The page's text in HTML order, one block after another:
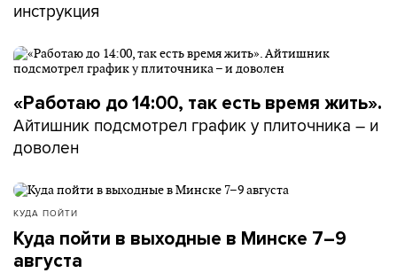
инструкция
«Работаю до 14:00, так есть время жить».
Айтишник подсмотрел график у плиточника – и
доволен
КУДА ПОЙТИ
Куда пойти в выходные в Минске 7–9
августа